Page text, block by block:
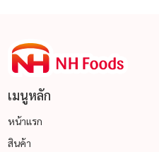
เมนูหลัก
หน้าแรก
สินค้า